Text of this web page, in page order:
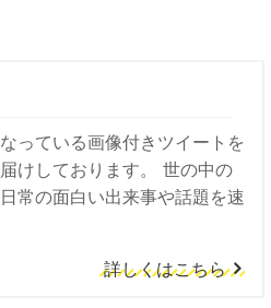
っている画像付きツイートを
けしております。 世の中の
常の面白い出来事や話題を速
詳しくはこちら